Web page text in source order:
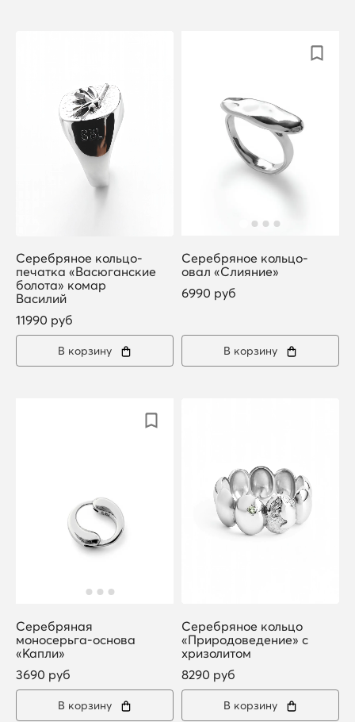
Серебряное кольцо-
печатка «Васюганские
болота» комар
Василий
11990 руб
В корзину
Серебряное кольцо-
овал «Слияние»
6990 руб
В корзину
Серебряная
моносерьга-основа
«Капли»
3690 руб
В корзину
Серебряное кольцо
«Природоведение» с
хризолитом
8290 руб
В корзину